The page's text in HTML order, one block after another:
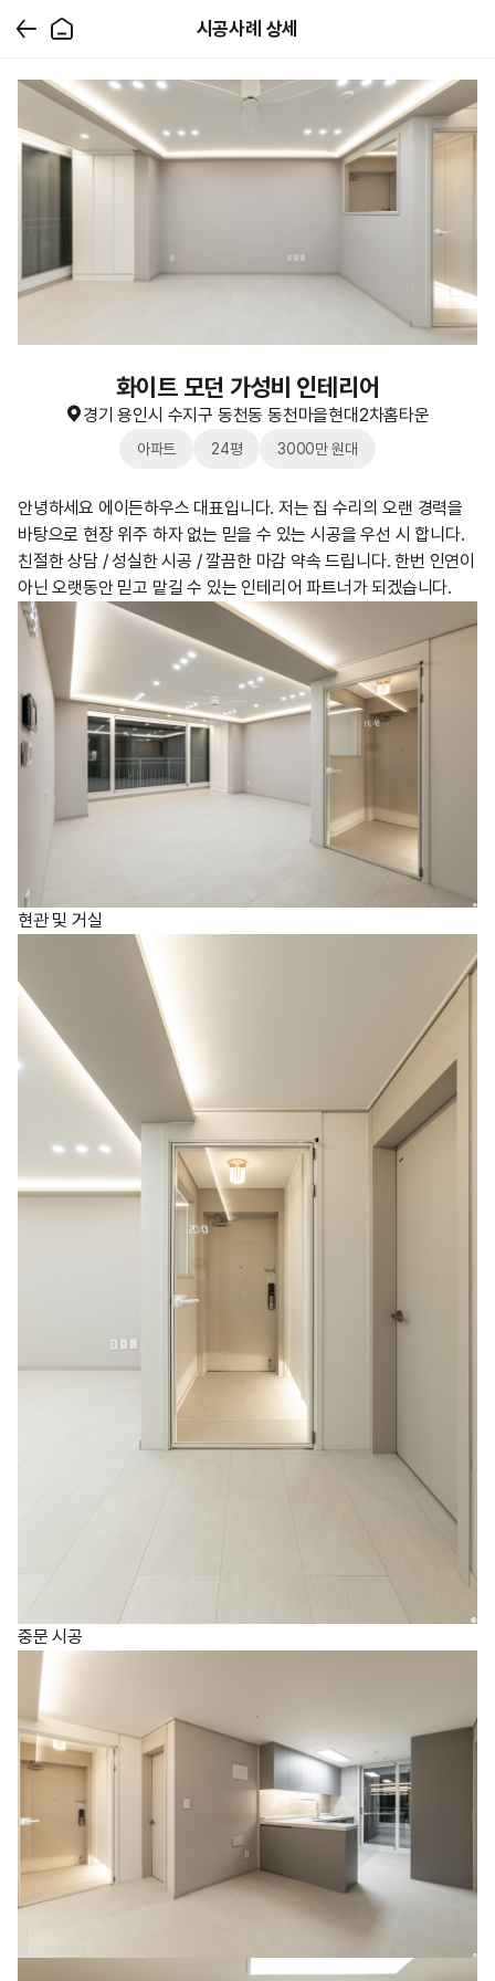
시공사례 상세
화이트 모던 가성비 인테리어
경기 용인시 수지구 동천동 동천마을현대2차홈타운
아파트 24평 3000만 원대
안녕하세요 에이든하우스 대표입니다. 저는 집 수리의 오랜 경력을
바탕으로 현장 위주 하자 없는 믿을 수 있는 시공을 우선 시 합니다.
친절한 상담 / 성실한 시공 / 깔끔한 마감 약속 드립니다. 한번 인연이
아닌 오랫동안 믿고 맡길 수 있는 인테리어 파트너가 되겠습니다.
현관 및 거실
중문 시공